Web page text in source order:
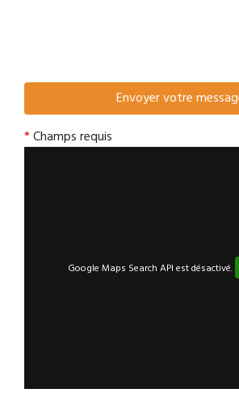
*Champs requis
Google Maps Search API est désactivé.